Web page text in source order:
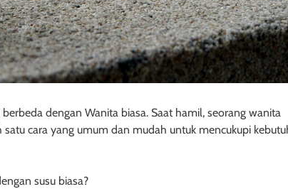
dengan Wanita biasa. Saat hamil, seorang wanita
cara yang umum dan mudah untuk mencukupi
susu biasa?